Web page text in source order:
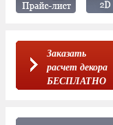
Заказать
расчет декора
БЕСПЛАТНО